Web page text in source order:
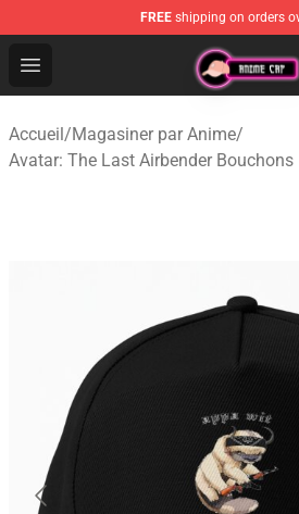
FREE shipping on orders
Open menu
Anime Cap Shop - The Best
Accueil/Magasiner par Anime/
Avatar: The Last Airbender Bouchons